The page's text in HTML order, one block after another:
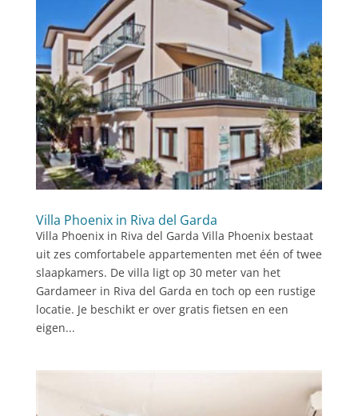
Villa Phoenix in Riva del Garda
Villa Phoenix in Riva del Garda Villa Phoenix bestaat
uit zes comfortabele appartementen met één of twee
slaapkamers. De villa ligt op 30 meter van het
Gardameer in Riva del Garda en toch op een rustige
locatie. Je beschikt er over gratis fietsen en een
eigen...